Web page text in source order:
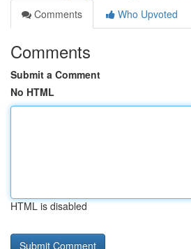
Comments
Who Upvoted
Comments
Submit a Comment
No HTML
HTML is disabled